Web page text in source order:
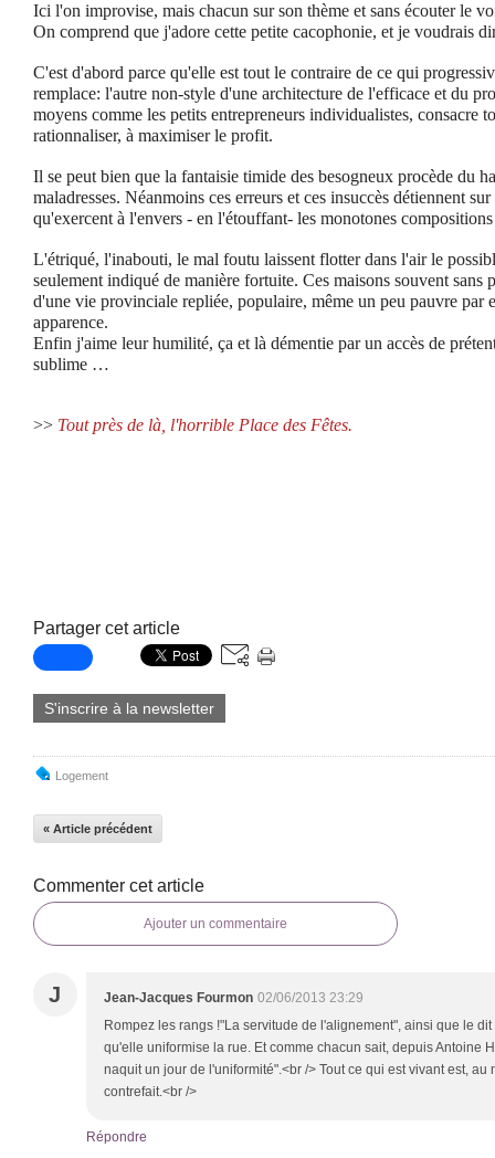
Ici l'on improvise, mais chacun sur son thème et sans écouter le
On comprend que j'adore cette petite cacophonie, et je voudrais
C'est d'abord parce qu'elle est tout le contraire de ce qui
remplace: l'autre non-style d'une architecture de l'efficace et du
moyens comme les petits entrepreneurs individualistes, consacre
rationnaliser, à maximiser le profit.
Il se peut bien que la fantaisie timide des besogneux procède du
maladresses. Néanmoins ces erreurs et ces insuccès détiennent
qu'exercent à l'envers - en l'étouffant- les monotones
L'étriqué, l'inabouti, le mal foutu laissent flotter dans l'air le
seulement indiqué de manière fortuite. Ces maisons souvent sans
d'une vie provinciale repliée, populaire, même un peu pauvre par
apparence.
Enfin j'aime leur humilité, ça et là démentie par un accès de
sublime …
>> Tout près de là, l'horrible Place des Fêtes.
Partager cet article
S'inscrire à la newsletter
Logement
« Article précédent
Commenter cet article
Ajouter un commentaire
J Jean-Jacques Fourmon 02/06/2013 23:29
Rompez les rangs !"La servitude de l'alignement", ainsi que le
qu'elle uniformise la rue. Et comme chacun sait, depuis Antoine
naquit un jour de l'uniformité".<br /> Tout ce qui est vivant est,
contrefait.<br />
Répondre